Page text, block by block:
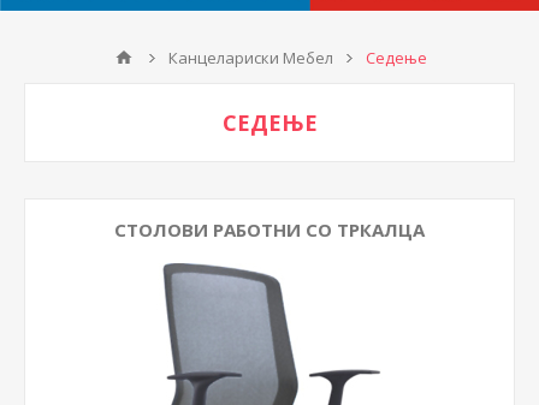
Канцелариски Мебел Седење
СЕДЕЊЕ
СТОЛОВИ РАБОТНИ СО ТРКАЛЦА